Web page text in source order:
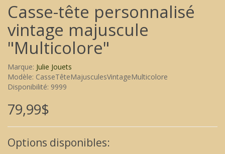
Casse-tête personnalisé
vintage majuscule
"Multicolore"
Marque: Julie Jouets
Modèle: CasseTêteMajusculesVintageMulticolore
Disponibilité: 9999
79,99$
Options disponibles: